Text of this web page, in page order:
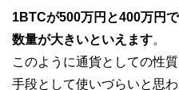
1BTCが500万円と400万円
数量が大きいといえます。
このように通貨としての性
手段として使いづらいと思わ